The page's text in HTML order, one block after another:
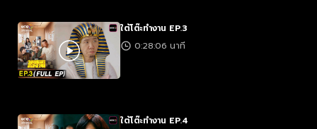
ใต้โต๊ะทำงาน EP.3
0:28:06 นาที
ใต้โต๊ะทำงาน EP.4